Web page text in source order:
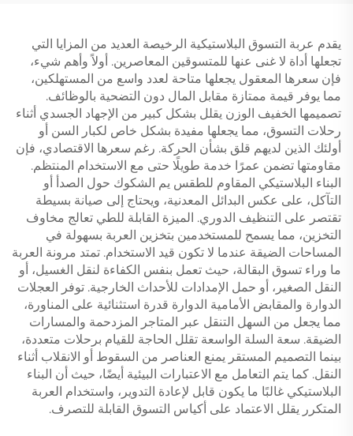
يقدم عربة التسوق البلاستيكية الرخيصة العديد من المزايا التي
تجعلها أداة لا غنى عنها للمتسوقين المعاصرين. أولاً وأهم شيء،
فإن سعرها المعقول يجعلها متاحة لعدد واسع من المستهلكين،
مما يوفر قيمة ممتازة مقابل المال دون التضحية بالوظائف.
تصميمها الخفيف الوزن يقلل بشكل كبير من الإجهاد الجسدي أثناء
رحلات التسوق، مما يجعلها مفيدة بشكل خاص لكبار السن أو
أولئك الذين لديهم قلق بشأن الحركة. رغم سعرها الاقتصادي، فإن
مقاومتها تضمن عمرًا خدمة طويلًا حتى مع الاستخدام المنتظم.
البناء البلاستيكي المقاوم للطقس يم الشكوك حول الصدأ أو
التآكل، على عكس البدائل المعدنية، ويحتاج إلى صيانة بسيطة
تقتصر على التنظيف الدوري. الميزة القابلة للطي تعالج مخاوف
التخزين، مما يسمح للمستخدمين بتخزين العربة بسهولة في
المساحات الضيقة عندما لا تكون قيد الاستخدام. تمتد مرونة العربة
ما وراء تسوق البقالة، حيث تعمل بنفس الكفاءة لنقل الغسيل، أو
النقل الصغير، أو حمل الإمدادات للأحداث الخارجية. توفر العجلات
الدوارة والمقابض الأمامية الدوارة قدرة استثنائية على المناورة،
مما يجعل من السهل التنقل عبر المتاجر المزدحمة والمسارات
الضيقة. سعة السلة الواسعة تقلل الحاجة للقيام برحلات متعددة،
بينما التصميم المستقر يمنع العناصر من السقوط أو الانقلاب أثناء
النقل. كما يتم التعامل مع الاعتبارات البيئية أيضًا، حيث أن البناء
البلاستيكي غالبًا ما يكون قابل لإعادة التدوير، واستخدام العربة
المتكرر يقلل الاعتماد على أكياس التسوق القابلة للتصرف.